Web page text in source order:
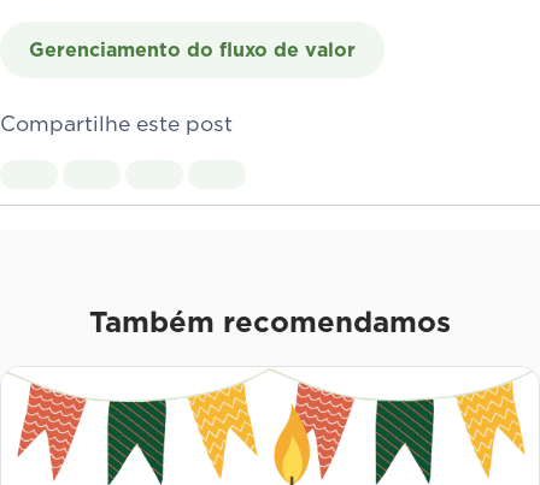
Gerenciamento do fluxo de valor
Compartilhe este post
Também recomendamos